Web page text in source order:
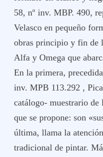
58, nº inv. MBP. 490,
Velasco en pequeño
obras principio y fin de
Alfa y Omega que
En la primera,
inv. MPB 113.292 ,
catálogo- muestrario de
que se propone: son
última, llama la
tradicional de pintar.